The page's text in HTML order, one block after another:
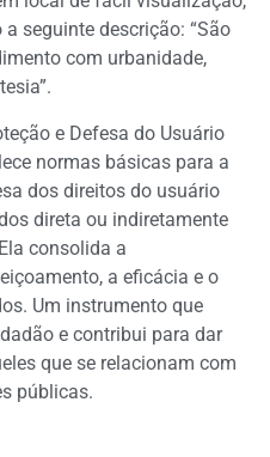
seguinte descrição: “São
com urbanidade,
e Defesa do Usuário
normas básicas para a
dos direitos do usuário
direta ou indiretamente
consolida a
a eficácia e o
Um instrumento que
e contribui para dar
que se relacionam com
públicas.